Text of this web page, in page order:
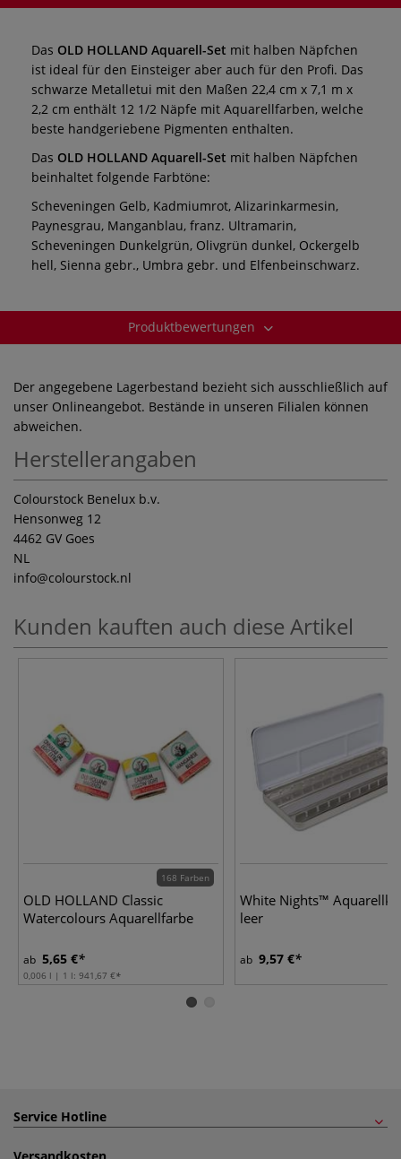
Das OLD HOLLAND Aquarell-Set mit halben Näpfchen
ist ideal für den Einsteiger aber auch für den Profi. Das
schwarze Metalletui mit den Maßen 22,4 cm x 7,1 m x
2,2 cm enthält 12 1/2 Näpfe mit Aquarellfarben, welche
beste handgeriebene Pigmenten enthalten.
Das OLD HOLLAND Aquarell-Set mit halben Näpfchen
beinhaltet folgende Farbtöne:
Scheveningen Gelb, Kadmiumrot, Alizarinkarmesin,
Paynesgrau, Manganblau, franz. Ultramarin,
Scheveningen Dunkelgrün, Olivgrün dunkel, Ockergelb
hell, Sienna gebr., Umbra gebr. und Elfenbeinschwarz.
Produktbewertungen
Der angegebene Lagerbestand bezieht sich ausschließlich auf
unser Onlineangebot. Bestände in unseren Filialen können
abweichen.
Herstellerangaben
Colourstock Benelux b.v.
Hensonweg 12
4462 GV Goes
NL
info@colourstock.nl
Kunden kauften auch diese Artikel
168 Farben
OLD HOLLAND Classic
Watercolours Aquarellfarbe
ab 5,65 €
0,006 l | 1 l: 941,67 €
White Nights™
leer
ab 9,57 €
Service Hotline